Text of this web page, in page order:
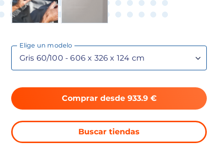
Elige un modelo
Comprar desde 933.9 €
Buscar tiendas